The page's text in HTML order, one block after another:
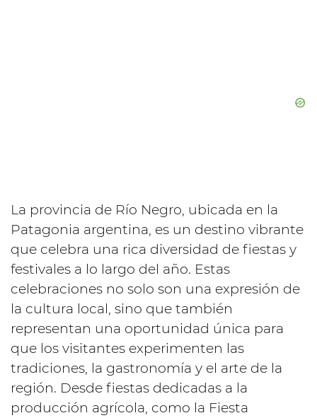
La provincia de Río Negro, ubicada en la
Patagonia argentina, es un destino vibrante
que celebra una rica diversidad de fiestas y
festivales a lo largo del año. Estas
celebraciones no solo son una expresión de
la cultura local, sino que también
representan una oportunidad única para
que los visitantes experimenten las
tradiciones, la gastronomía y el arte de la
región. Desde fiestas dedicadas a la
producción agrícola, como la Fiesta